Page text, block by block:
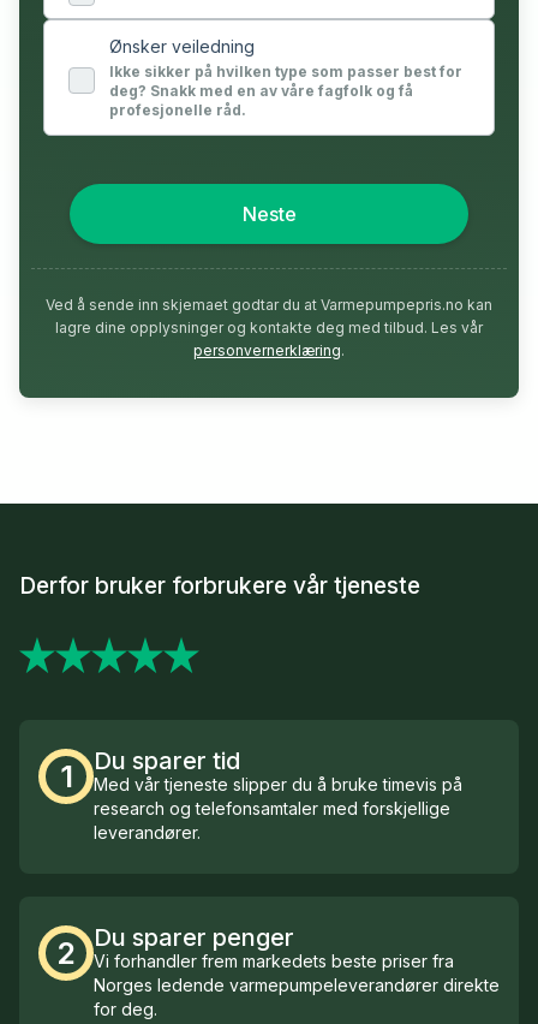
Ønsker veiledning
Ikke sikker på hvilken type som passer best for
deg? Snakk med en av våre fagfolk og få
profesjonelle råd.
Neste
Ved å sende inn skjemaet godtar du at Varmepumpepris.no kan
lagre dine opplysninger og kontakte deg med tilbud. Les vår
personvernerklæring.
Derfor bruker forbrukere vår tjeneste
1 Du sparer tid
Med vår tjeneste slipper du å bruke timevis på
research og telefonsamtaler med forskjellige
leverandører.
2 Du sparer penger
Vi forhandler frem markedets beste priser fra
Norges ledende varmepumpeleverandører direkte
for deg.